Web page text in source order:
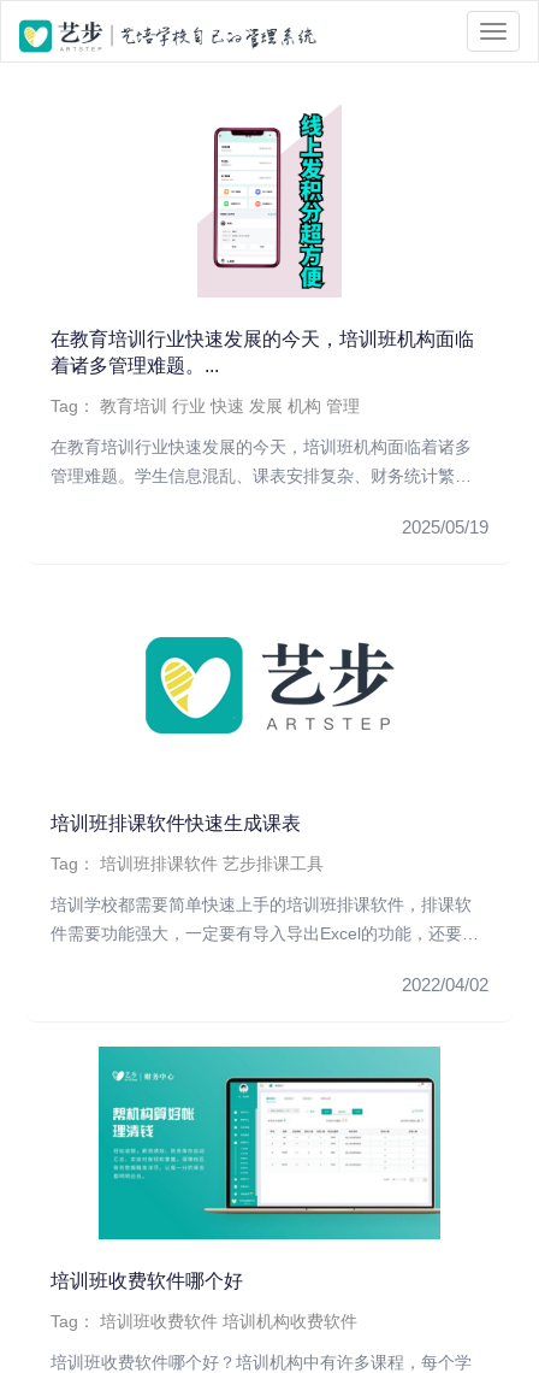
位置 : 首页 > Tag 标签页面 > 培训班
在教育培训行业快速发展的今天，培训班机构面临
着诸多管理难题。...
Tag：教育培训 行业 快速 发展 机构 管理
在教育培训行业快速发展的今天，培训班机构面临着诸多
管理难题。学生信息混乱、课表安排复杂、财务统计繁琐
2025/05/19
培训班排课软件快速生成课表
Tag：培训班排课软件 艺步排课工具
培训学校都需要简单快速上手的培训班排课软件，排课软
件需要功能强大，一定要有导入导出Excel的功能，还要便
2022/04/02
培训班收费软件哪个好
Tag：培训班收费软件 培训机构收费软件
培训班收费软件哪个好？培训机构中有许多课程，每个学